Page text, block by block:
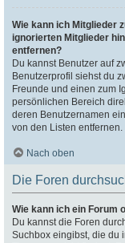
Wie kann ich Mitglieder
ignorierten Mitglieder
entfernen?
Du kannst Benutzer auf
Benutzerprofil siehst du
Freunde und einen zum
persönlichen Bereich
deren Benutzernamen
von den Listen entfernen.
Nach oben
Die Foren
Wie kann ich ein Forum
Du kannst die Foren
Suchbox eingibst, die du